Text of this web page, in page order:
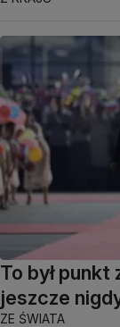
To był
jeszcze
ZE ŚWIATA